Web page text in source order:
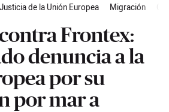
de la Unión Europea Migración
Frontex:
denuncia a la
por su
por mar a